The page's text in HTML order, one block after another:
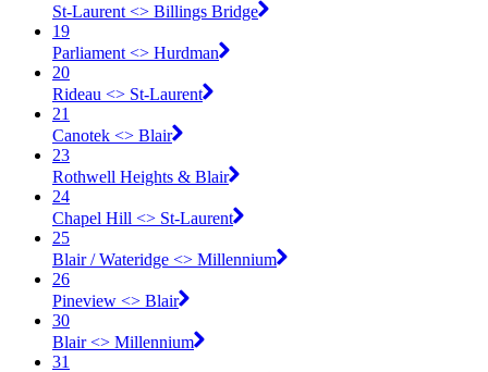
St-Laurent <​> Billings Bridge
19
Parliament <​> Hurdman
20
Rideau <​> St-Laurent
21
Canotek <​> Blair
23
Rothwell Heights & Blair
24
Chapel Hill <​> St-Laurent
25
Blair / Wateridge <​> Millennium
26
Pineview <​> Blair
30
Blair <​> Millennium
31